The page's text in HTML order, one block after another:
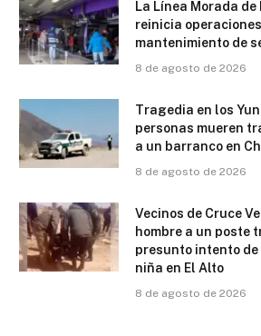
La Línea Morada
reinicia
mantenimiento de
8 de agosto de 2026
Tragedia en los
personas mueren
a un barranco en
8 de agosto de 2026
Vecinos de Cruce
hombre a un poste
presunto intento
niña en El Alto
8 de agosto de 2026